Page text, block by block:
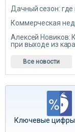
Дачный сезон:
Коммерческая
Алексей Новиков:
при выходе из
Все новости
Ключевые цифры